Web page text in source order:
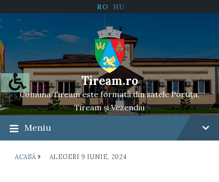
RO HU
Tiream.ro
Comuna Tiream este formată din satele Portița,
Tiream și Vezendiu
Meniu
ACASĂ ALEGERI 9 IUNIE, 2024